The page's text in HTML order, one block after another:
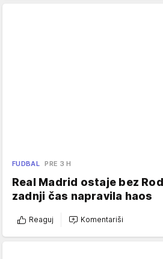
FUDBAL PRE 3 H
Real Madrid ostaje bez
zadnji čas napravila haos
Reaguj Komentariši